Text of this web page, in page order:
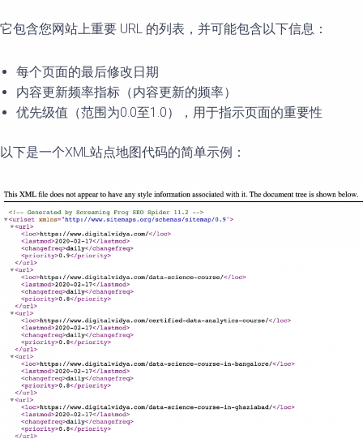
它包含您网站上重要 URL 的列表，并可能包含以下信息：
每个页面的最后修改日期
内容更新频率指标（内容更新的频率）
优先级值（范围为0.0至1.0），用于指示页面的重要性
以下是一个XML站点地图代码的简单示例：